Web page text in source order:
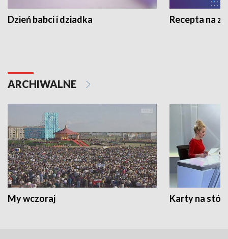
Dzień babci i dziadka Recepta na
ARCHIWALNE
My wczoraj Karty na